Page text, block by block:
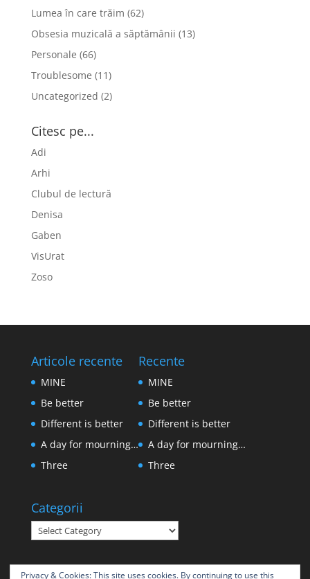
Lumea în care trăim (62)
Obsesia muzicală a săptămânii (13)
Personale (66)
Troublesome (11)
Uncategorized (2)
Citesc pe...
Adi
Arhi
Clubul de lectură
Denisa
Gaben
VisUrat
Zoso
Articole recente
MINE
Be better
Different is better
A day for mourning…
Three
Recente
MINE
Be better
Different is better
A day for mourning…
Three
Categorii
Categorii
Privacy & Cookies: This site uses cookies. By continuing to use this